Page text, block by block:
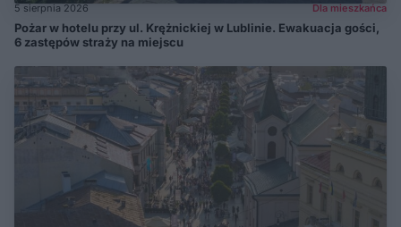
5 sierpnia 2026 Dla mieszkańca
Pożar w hotelu przy ul. Krężnickiej w Lublinie. Ewakuacja gości,
6 zastępów straży na miejscu